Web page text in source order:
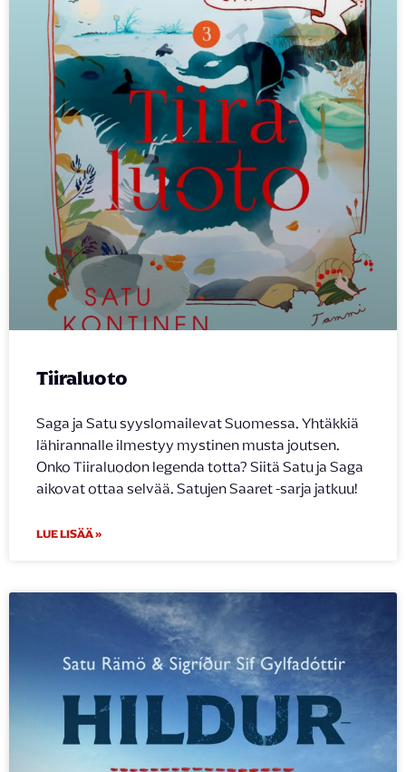
Tiiraluoto
Saga ja Satu syyslomailevat Suomessa. Yhtäkkiä
lähirannalle ilmestyy mystinen musta joutsen.
Onko Tiiraluodon legenda totta? Siitä Satu ja Saga
aikovat ottaa selvää. Satujen Saaret -sarja jatkuu!
LUE LISÄÄ »